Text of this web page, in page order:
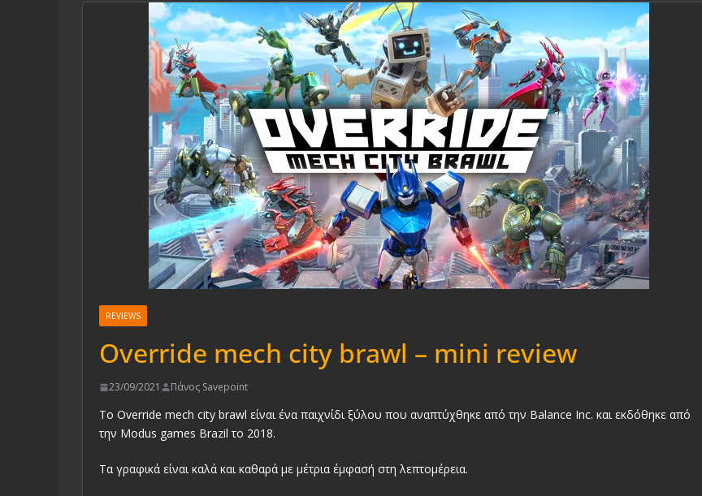
REVIEWS
Override mech city brawl – mini review
23/09/2021 Πάνος Savepoint
Το Override mech city brawl είναι ένα παιχνίδι ξύλου που αναπτύχθηκε από την Balance Inc. και εκδόθηκε από
την Modus games Brazil το 2018.
Τα γραφικά είναι καλά και καθαρά με μέτρια έμφασή στη λεπτομέρεια.